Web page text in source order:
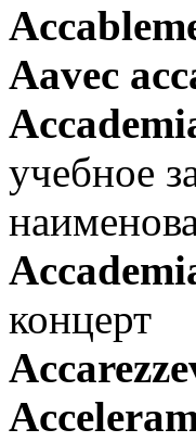
Аavec
учебное
концерт